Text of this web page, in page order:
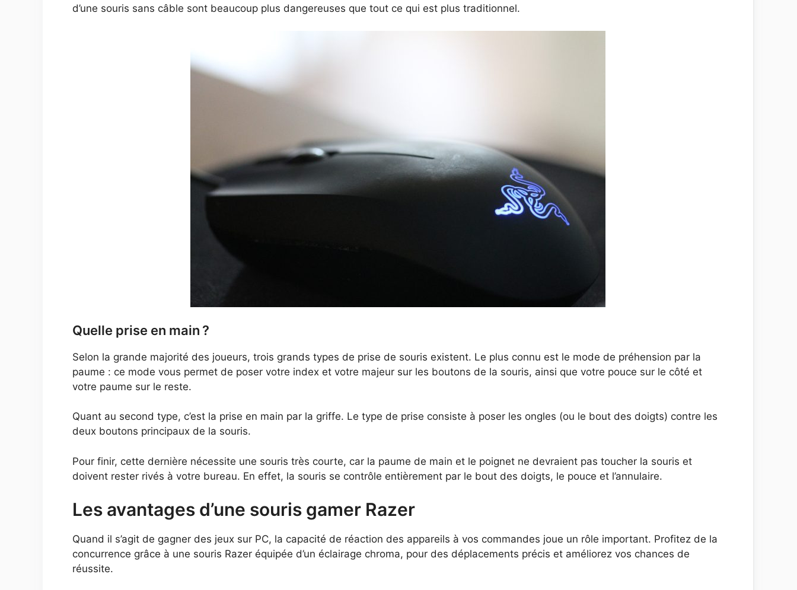
d’une souris sans câble sont beaucoup plus dangereuses que tout ce qui est plus traditionnel.
Quelle prise en main ?
Selon la grande majorité des joueurs, trois grands types de prise de souris existent. Le plus connu est le mode de préhension par la
paume : ce mode vous permet de poser votre index et votre majeur sur les boutons de la souris, ainsi que votre pouce sur le côté et
votre paume sur le reste.
Quant au second type, c’est la prise en main par la griffe. Le type de prise consiste à poser les ongles (ou le bout des doigts) contre les
deux boutons principaux de la souris.
Pour finir, cette dernière nécessite une souris très courte, car la paume de main et le poignet ne devraient pas toucher la souris et
doivent rester rivés à votre bureau. En effet, la souris se contrôle entièrement par le bout des doigts, le pouce et l’annulaire.
Les avantages d’une souris gamer Razer
Quand il s’agit de gagner des jeux sur PC, la capacité de réaction des appareils à vos commandes joue un rôle important. Profitez de la
concurrence grâce à une souris Razer équipée d’un éclairage chroma, pour des déplacements précis et améliorez vos chances de
réussite.